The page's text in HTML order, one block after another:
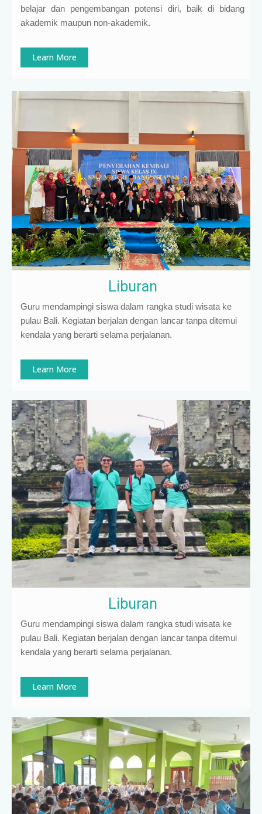
belajar dan pengembangan potensi diri, baik di bidang
akademik maupun non-akademik.
Learn More
Liburan
Guru mendampingi siswa dalam rangka studi wisata ke
pulau Bali. Kegiatan berjalan dengan lancar tanpa ditemui
kendala yang berarti selama perjalanan.
Learn More
Liburan
Guru mendampingi siswa dalam rangka studi wisata ke
pulau Bali. Kegiatan berjalan dengan lancar tanpa ditemui
kendala yang berarti selama perjalanan.
Learn More